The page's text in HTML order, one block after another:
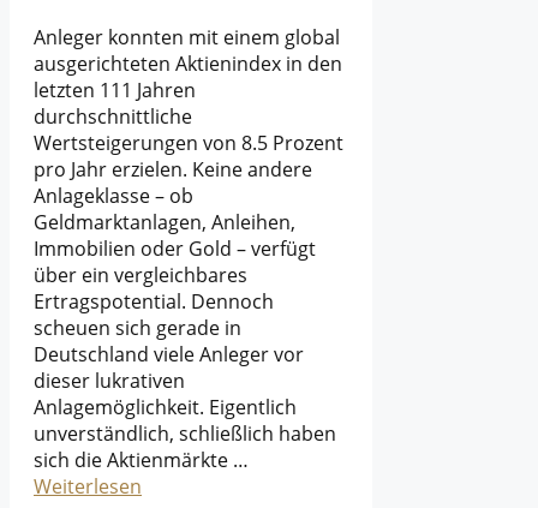
Anleger konnten mit einem global
ausgerichteten Aktienindex in den
letzten 111 Jahren
durchschnittliche
Wertsteigerungen von 8.5 Prozent
pro Jahr erzielen. Keine andere
Anlageklasse – ob
Geldmarktanlagen, Anleihen,
Immobilien oder Gold – verfügt
über ein vergleichbares
Ertragspotential. Dennoch
scheuen sich gerade in
Deutschland viele Anleger vor
dieser lukrativen
Anlagemöglichkeit. Eigentlich
unverständlich, schließlich haben
sich die Aktienmärkte …
Weiterlesen